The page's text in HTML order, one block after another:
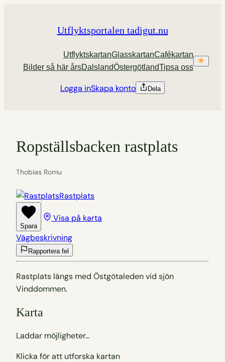
Utflyktsportalen tadigut.nu
UtflyktskartanGlasskartanCafékartan
Bilder så här årsDalslandÖstergötlandTipsa oss
Logga inSkapa konto Dela
Ropställsbacken rastplats
Thobias Romu
Rastplats
Spara
Visa på karta
Vägbeskrivning
Rapportera fel
Rastplats längs med Östgötaleden vid sjön
Vinddommen.
Karta
Letar upp gömda pärlor…
Klicka för att utforska kartan